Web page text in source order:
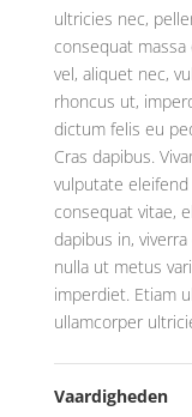
ultricies nec,
consequat
vel, aliquet nec,
rhoncus ut,
dictum felis eu
Cras dapibus.
vulputate
consequat vitae,
dapibus in,
nulla ut metus
imperdiet. Etiam
ullamcorper
Vaardigheden